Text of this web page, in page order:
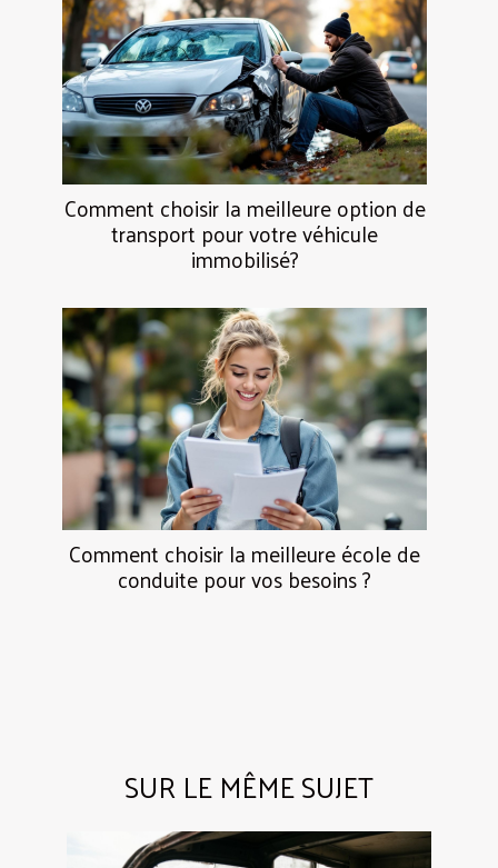
Comment choisir la meilleure option de
transport pour votre véhicule
immobilisé?
Comment choisir la meilleure école de
conduite pour vos besoins ?
SUR LE MÊME SUJET